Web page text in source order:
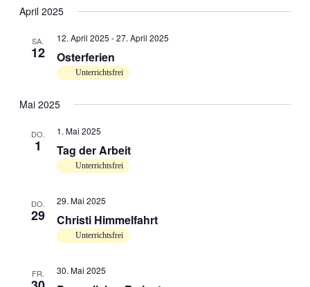
und
wählen.
April 2025
SA.
12 Osterferien
12. April 2025 -27. April 2025
Unterrichtsfrei
Mai 2025
DO.
1 Tag der Arbeit
1. Mai 2025
Unterrichtsfrei
DO.
29 Christi Himmelfahrt
29. Mai 2025
Unterrichtsfrei
FR. 30. Mai 2025